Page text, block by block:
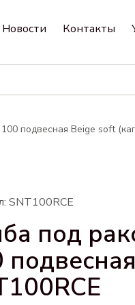
Новости Контакты
подвесная Beige soft
SNT100RCE
под